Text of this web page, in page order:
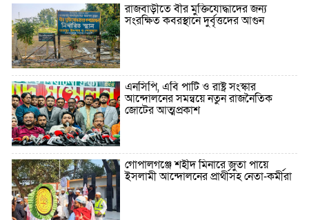
রাজবাড়ীতে বীর মুক্তিযোদ্ধাদের জন্য
সংরক্ষিত কবরস্থানে দুর্বৃত্তদের আগুন
এনসিপি, এবি পার্টি ও রাষ্ট্র সংস্কার
আন্দোলনের সমন্বয়ে নতুন রাজনৈতিক
জোটের আত্মপ্রকাশ
গোপালগঞ্জে শহীদ মিনারে জুতা পায়ে
ইসলামী আন্দোলনের প্রার্থীসহ নেতা-কর্মীরা